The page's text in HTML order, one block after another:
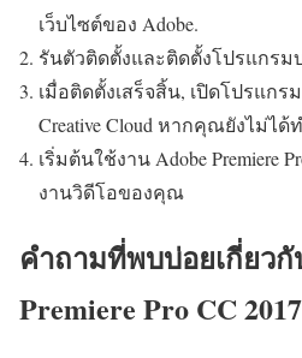
เว็บไซต์ของ Adobe.
รันตัวติดตั้งและติดตั้งโปรแกร
เมื่อติดตั้งเสร็จสิ้น, เปิดโปรแกร
Creative Cloud หากคุณยังไม่ได้
เริ่มต้นใช้งาน Adobe Premiere
งานวิดีโอของคุณ
คำถามที่พบบ่อยเกี่ยวกั
Premiere Pro CC 2017